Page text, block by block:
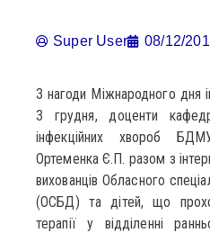
Super User 08/12/
З нагоди Міжнародного дня
3 грудня, доценти
інфекційних хвороб
Ортеменка Є.П. разом з
вихованців Обласного
(ОСБД) та дітей, що
терапії у відділенні